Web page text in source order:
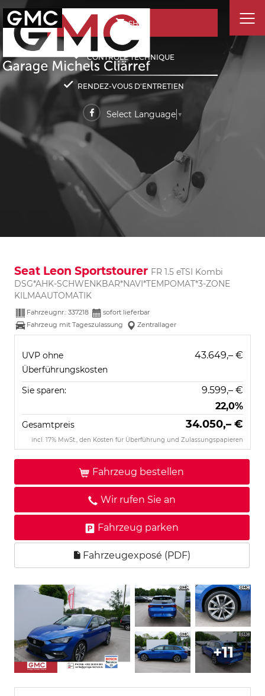
SHOP
CONTRÔLE TECHNIQUE
RENDEZ-VOUS D'ENTRETIEN
Select Language ▼
Seat Leon Sportstourer FR 1.5 eTSI Kombi
DSG*AHK-SCHWENKBAR*NAVI*TEMPOMAT*3-ZONE
KILMAAUTOMATIK
Fahrzeugnr.: 337218
sofort lieferbar
Fahrzeug mit Tageszulassung
Zentrallager
UVP ohne
Überführungskosten
43.649,– €
Sie sparen:
9.599,– €
22,0%
Gesamtpreis 34.050,– €
incl. 17% MwSt., den Kosten für Überführung und Zulassungspapieren
Fahrzeug bestellen
Wir rufen Sie an
Fahrzeug parken
Fahrzeugexposé (PDF)
+11